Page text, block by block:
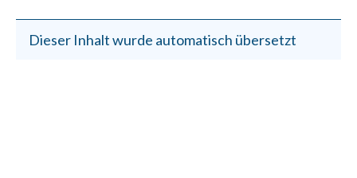
Dieser Inhalt wurde automatisch übersetzt